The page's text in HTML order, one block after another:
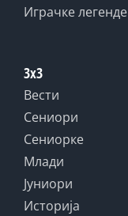
Играчке легенде
3x3
Вести
Сениори
Сениорке
Млади
Јуниори
Историја